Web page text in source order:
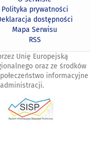
Polityka prywatności
dostępności
Mapa Serwisu
RSS
Unię Europejską
oraz ze środków
informacyjne